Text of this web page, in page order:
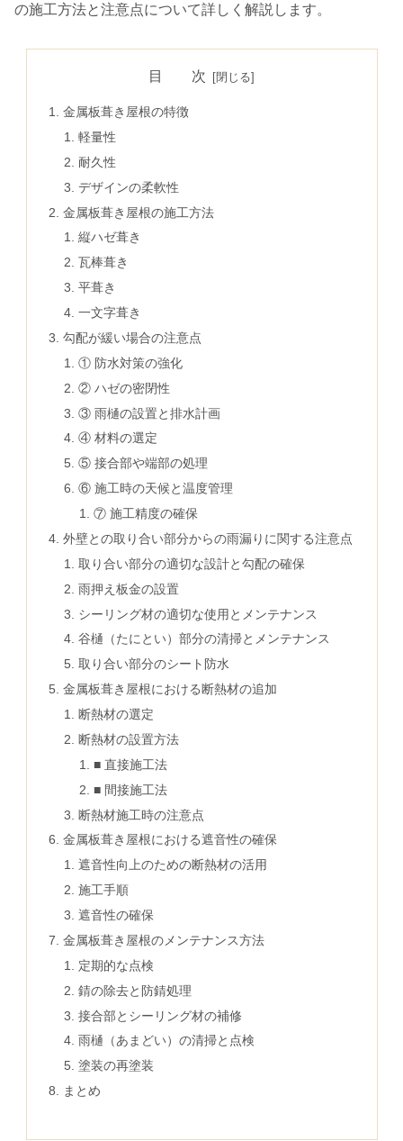
の施工方法と注意点について詳しく解説します。
目 次
金属板葺き屋根の特徴
軽量性
耐久性
デザインの柔軟性
金属板葺き屋根の施工方法
縦ハゼ葺き
瓦棒葺き
平葺き
一文字葺き
勾配が緩い場合の注意点
① 防水対策の強化
② ハゼの密閉性
③ 雨樋の設置と排水計画
④ 材料の選定
⑤ 接合部や端部の処理
⑥ 施工時の天候と温度管理
⑦ 施工精度の確保
外壁との取り合い部分からの雨漏りに関する注意点
取り合い部分の適切な設計と勾配の確保
雨押え板金の設置
シーリング材の適切な使用とメンテナンス
谷樋（たにとい）部分の清掃とメンテナンス
取り合い部分のシート防水
金属板葺き屋根における断熱材の追加
断熱材の選定
断熱材の設置方法
■ 直接施工法
■ 間接施工法
断熱材施工時の注意点
金属板葺き屋根における遮音性の確保
遮音性向上のための断熱材の活用
施工手順
遮音性の確保
金属板葺き屋根のメンテナンス方法
定期的な点検
錆の除去と防錆処理
接合部とシーリング材の補修
雨樋（あまどい）の清掃と点検
塗装の再塗装
まとめ